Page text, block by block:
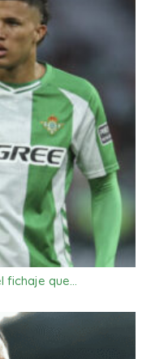
fichaje que…